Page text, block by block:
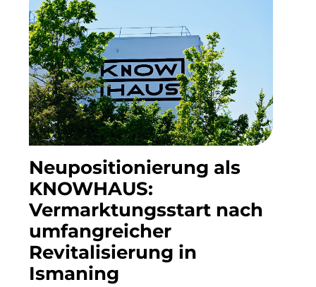
Hausbank München
Hotel Königshof München GmbH & Co. KG
INAI
Initiative Central Quartier
Interhyp
KERNenergie GmbH
Kollitsch Invest
Lenbachhaus
LNGVTY
magna asset management ag
Neupositionierung als
KNOWHAUS:
Vermarktungsstart nach
umfangreicher
Revitalisierung in
Ismaning